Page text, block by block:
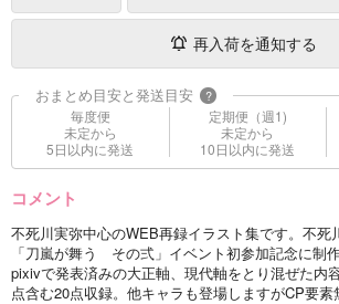
再入荷を通知する
おまとめ目安と発送目安 ?
毎度便
未定から
5日以内に発送
定期便（週1)
未定から
10日以内に発送
コメント
不死川実弥中心のWEB再録イラスト集です。不死
「刀嵐が舞う その弍」イベント初参加記念に制作
pixivで発表済みの大正軸、現代軸をとり混ぜた内
点含む20点収録。他キャラも登場しますがCP要素